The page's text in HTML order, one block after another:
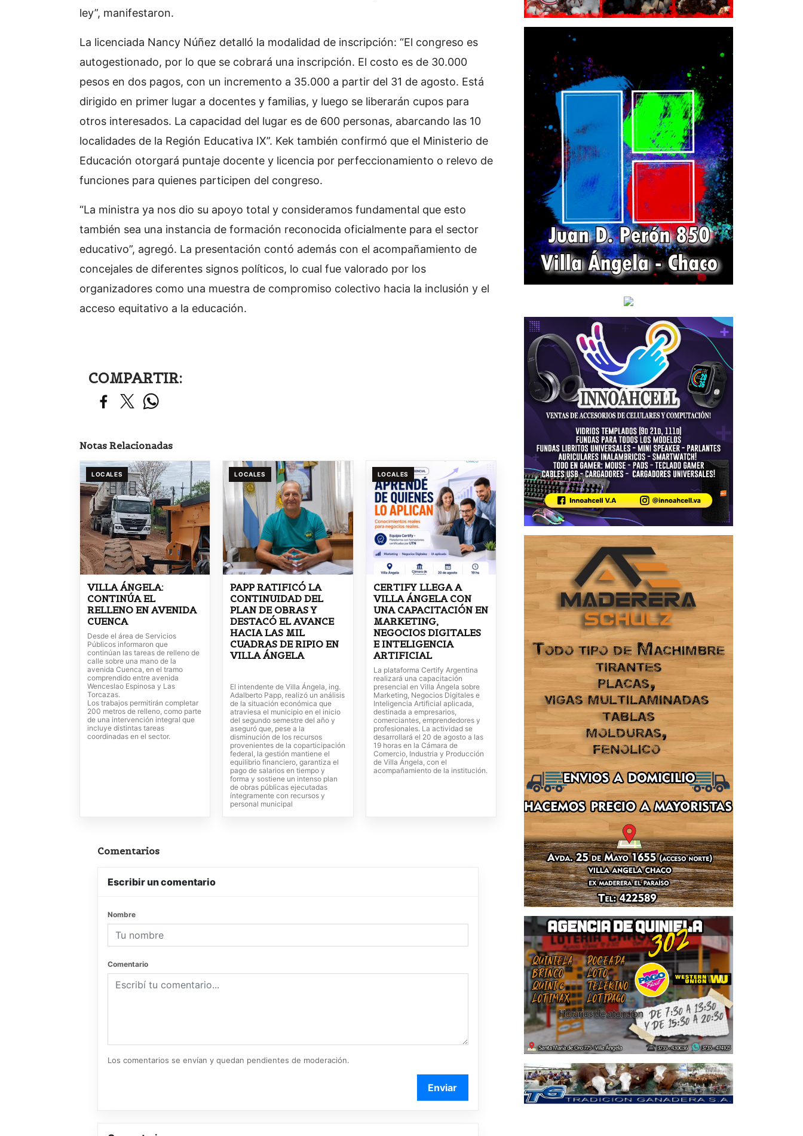
ley”, manifestaron.
La licenciada Nancy Núñez detalló la modalidad de inscripción: “El congreso es
autogestionado, por lo que se cobrará una inscripción. El costo es de 30.000
pesos en dos pagos, con un incremento a 35.000 a partir del 31 de agosto. Está
dirigido en primer lugar a docentes y familias, y luego se liberarán cupos para
otros interesados. La capacidad del lugar es de 600 personas, abarcando las 10
localidades de la Región Educativa IX”. Kek también confirmó que el Ministerio de
Educación otorgará puntaje docente y licencia por perfeccionamiento o relevo de
funciones para quienes participen del congreso.
“La ministra ya nos dio su apoyo total y consideramos fundamental que esto
también sea una instancia de formación reconocida oficialmente para el sector
educativo”, agregó. La presentación contó además con el acompañamiento de
concejales de diferentes signos políticos, lo cual fue valorado por los
organizadores como una muestra de compromiso colectivo hacia la inclusión y el
acceso equitativo a la educación.
COMPARTIR:
Notas Relacionadas
LOCALES
VILLA ÁNGELA:
CONTINÚA EL
RELLENO EN AVENIDA
CUENCA
Desde el área de Servicios
Públicos informaron que
continúan las tareas de relleno de
calle sobre una mano de la
avenida Cuenca, en el tramo
comprendido entre avenida
Wenceslao Espinosa y Las
Torcazas.
Los trabajos permitirán completar
200 metros de relleno, como parte
de una intervención integral que
incluye distintas tareas
coordinadas en el sector.
LOCALES
PAPP RATIFICÓ LA
CONTINUIDAD DEL
PLAN DE OBRAS Y
DESTACÓ EL AVANCE
HACIA LAS MIL
CUADRAS DE RIPIO EN
VILLA ÁNGELA
El intendente de Villa Ángela, ing.
Adalberto Papp, realizó un análisis
de la situación económica que
atraviesa el municipio en el inicio
del segundo semestre del año y
aseguró que, pese a la
disminución de los recursos
provenientes de la coparticipación
federal, la gestión mantiene el
equilibrio financiero, garantiza el
pago de salarios en tiempo y
forma y sostiene un intenso plan
de obras públicas ejecutadas
íntegramente con recursos y
personal municipal
LOCALES
CERTIFY LLEGA A
VILLA ÁNGELA CON
UNA CAPACITACIÓN EN
MARKETING,
NEGOCIOS DIGITALES
E INTELIGENCIA
ARTIFICIAL
La plataforma Certify Argentina
realizará una capacitación
presencial en Villa Ángela sobre
Marketing, Negocios Digitales e
Inteligencia Artificial aplicada,
destinada a empresarios,
comerciantes, emprendedores y
profesionales. La actividad se
desarrollará el 20 de agosto a las
19 horas en la Cámara de
Comercio, Industria y Producción
de Villa Ángela, con el
acompañamiento de la institución.
Comentarios
Escribir un comentario
Nombre
Comentario
Los comentarios se envían y quedan pendientes de moderación.
Enviar